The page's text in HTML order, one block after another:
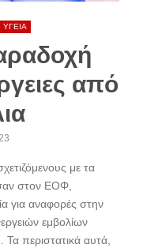
ΥΓΕΙΑ
από
με τα
στον ΕΟΦ,
για αναφορές στην
εμβολίων
Τα περιστατικά αυτά,